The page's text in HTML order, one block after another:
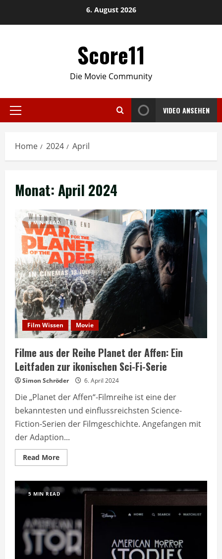
6. August 2026
Score11
Die Movie Community
Primary
VIDEO ANSEHEN
Home 2024 April
Monat:April 2024
8 MIN READ
Film Wissen Movie
Filme aus der Reihe Planet der Affen: Ein
Leitfaden zur ikonischen Sci-Fi-Serie
Simon Schröder 6. April 2024
Die „Planet der Affen“-Filmreihe ist eine der
bekanntesten und einflussreichsten Science-
Fiction-Serien der Filmgeschichte. Angefangen mit
der Adaption...
Read MoreRead
more
aus
der
Reihe
Affen:
Ein
Leitfaden
zur
ikonischen
Sci-
5 MIN READ